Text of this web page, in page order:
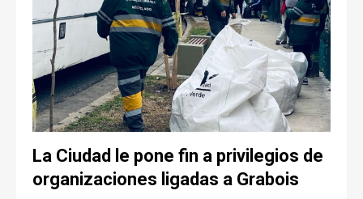
La Ciudad le pone fin a privilegios de
organizaciones ligadas a Grabois